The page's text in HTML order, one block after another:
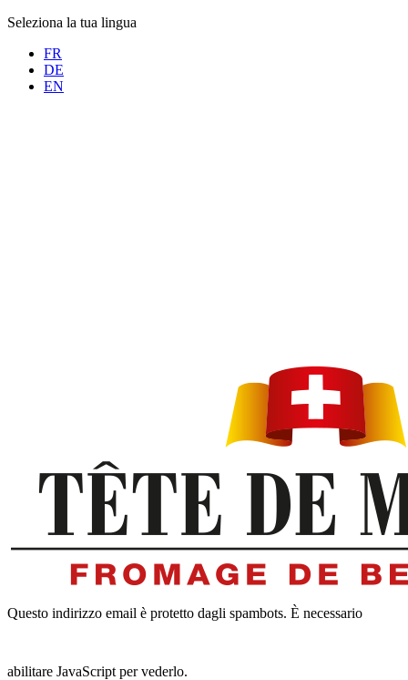
Seleziona la tua lingua
FR
DE
EN
Questo indirizzo email è protetto dagli spambots. È necessario
abilitare JavaScript per vederlo.